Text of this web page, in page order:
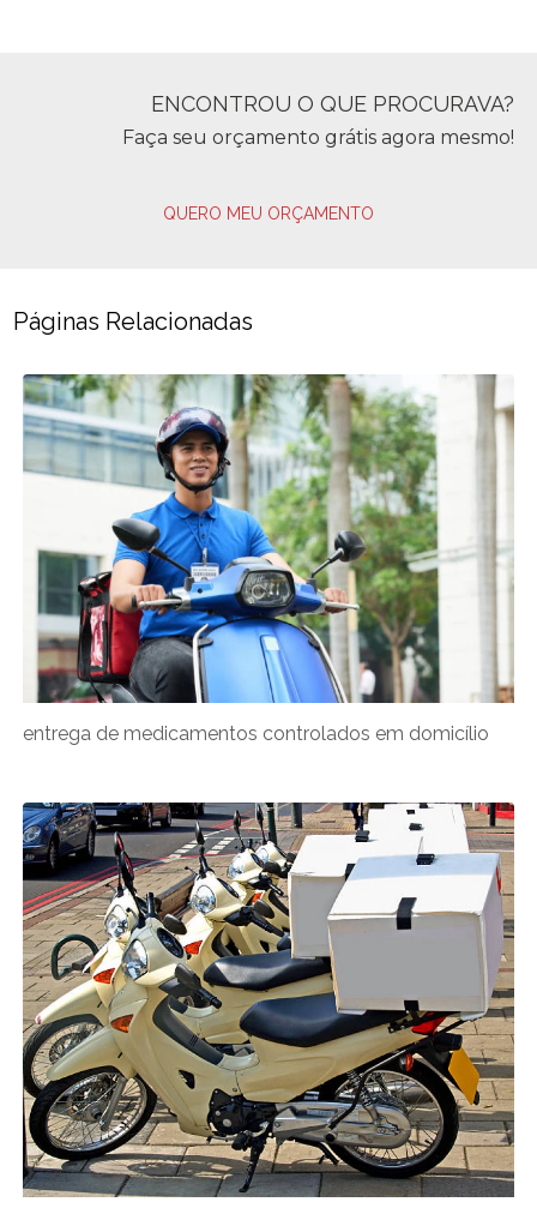
ENCONTROU O QUE PROCURAVA?
Faça seu orçamento grátis agora mesmo!
QUERO MEU ORÇAMENTO
Páginas Relacionadas
entrega de medicamentos controlados em domicílio